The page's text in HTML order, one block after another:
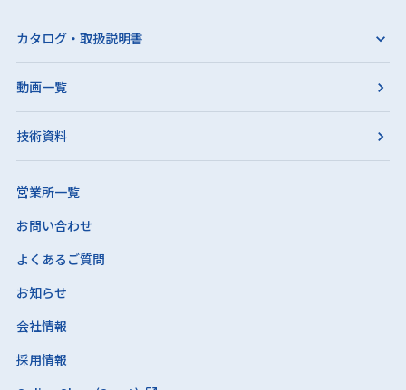
カタログ・取扱説明書
動画一覧
技術資料
営業所一覧
お問い合わせ
よくあるご質問
お知らせ
会社情報
採用情報